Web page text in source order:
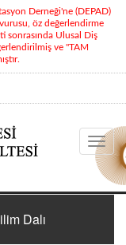
Derneği'ne (DEPAD)
öz değerlendirme
sonrasında Ulusal Diş
ve "TAM
Dalı